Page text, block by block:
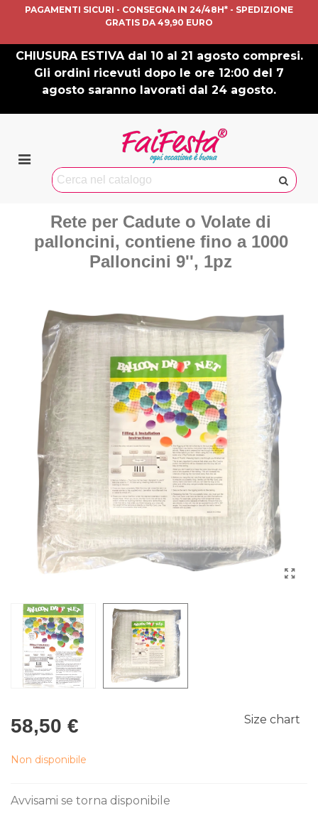
PAGAMENTI SICURI - CONSEGNA IN 24/48H* - SPEDIZIONE
GRATIS DA 49,90 EURO
CHIUSURA ESTIVA dal 10 al 21 agosto compresi.
Gli ordini ricevuti dopo le ore 12:00 del 7
agosto saranno lavorati dal 24 agosto.
Rete per Cadute o Volate di
palloncini, contiene fino a 1000
Palloncini 9'', 1pz
58,50 € Size chart
Non disponibile
Avvisami se torna disponibile